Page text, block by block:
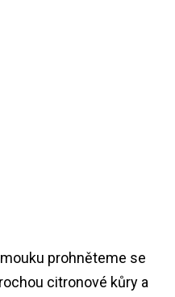
prohněteme se
citronové kůry a